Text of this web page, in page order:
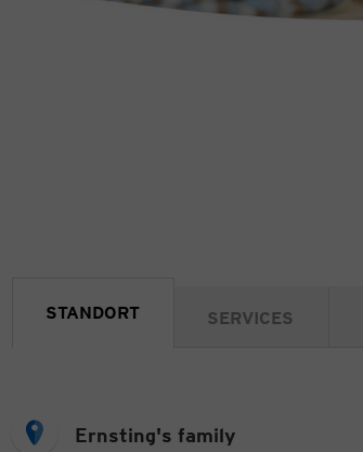
STANDORT SERVICES
Ernsting's family